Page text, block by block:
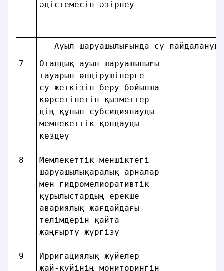
әдiстемесiн әзiрлеу
Ауыл шаруашылығында су
7
8
9
Отандық ауыл шаруашылығы
тауарын өндiрушiлерге
су жеткiзiп беру бойынша
көрсетiлетiн қызметтер-
дiң құнын субсидиялауды
мемлекеттік қолдауды
көздеу
Мемлекеттік меншiктегi
шаруашылықаралық арналар
мен гидромелиоративтiк
құрылыстардың ерекше
авариялық жағдайдағы
телiмдерiн қайта
жаңғырту жүргiзу
Ирригациялық жүйелер
жай-күйiнiң мониторингiн